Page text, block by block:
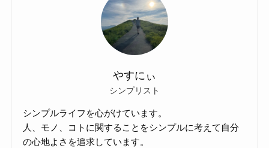
やすにぃ
シンプリスト
シンプルライフを心がけています。
人、モノ、コトに関することをシンプルに考えて自分
の心地よさを追求しています。